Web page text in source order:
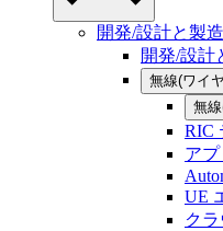
開発/設計と製造
開発/設計
無線(ワイ
無
RIC
ア
UE
ク